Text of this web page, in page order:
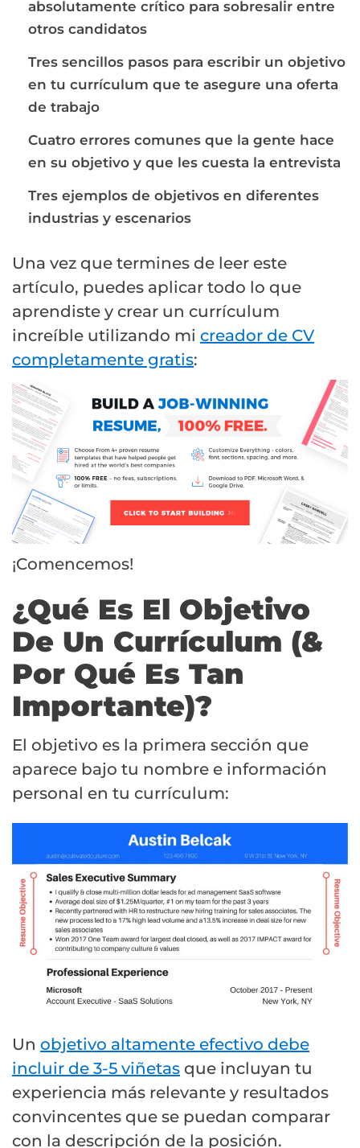
absolutamente crítico para sobresalir entre
otros candidatos
Tres sencillos pasos para escribir un objetivo
en tu currículum que te asegure una oferta
de trabajo
Cuatro errores comunes que la gente hace
en su objetivo y que les cuesta la entrevista
Tres ejemplos de objetivos en diferentes
industrias y escenarios
Una vez que termines de leer este
artículo, puedes aplicar todo lo que
aprendiste y crear un currículum
increíble utilizando mi creador de CV
completamente gratis:
¡Comencemos!
¿Qué Es El Objetivo
De Un Currículum (&
Por Qué Es Tan
Importante)?
El objetivo es la primera sección que
aparece bajo tu nombre e información
personal en tu currículum:
Un objetivo altamente efectivo debe
incluir de 3-5 viñetas que incluyan tu
experiencia más relevante y resultados
convincentes que se puedan comparar
con la descripción de la posición.